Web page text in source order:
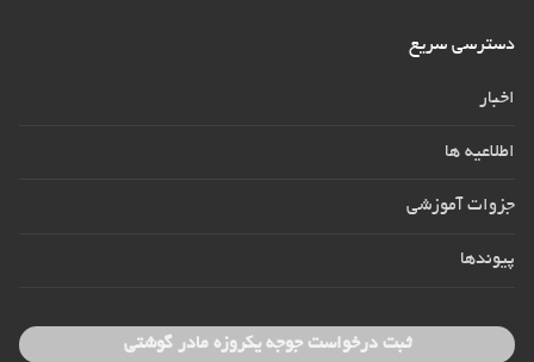
دسترسی سریع
اخبار
اطلاعیه ها
جزوات آموزشی
پیوندها
ثبت درخواست جوجه یکروزه مادر گوشتی